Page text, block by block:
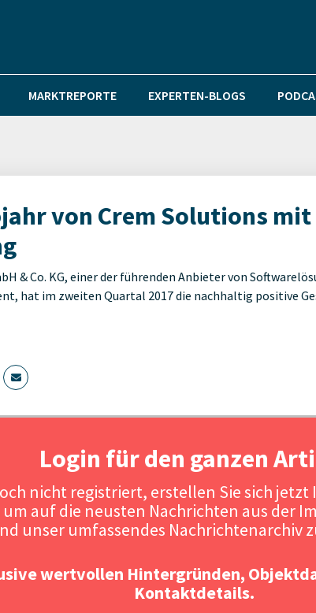
MARKTREPORTE EXPERTEN-BLOGS
von Crem Solutions
& Co. KG, einer der führenden Anbieter von
hat im zweiten Quartal 2017 die nachhaltig positive
Login für den ganzen
nicht registriert, erstellen Sie sich jetzt
auf die neusten Nachrichten aus der
unser umfassendes Nachrichtenarchiv
wertvollen Hintergründen,
Kontaktdetails.